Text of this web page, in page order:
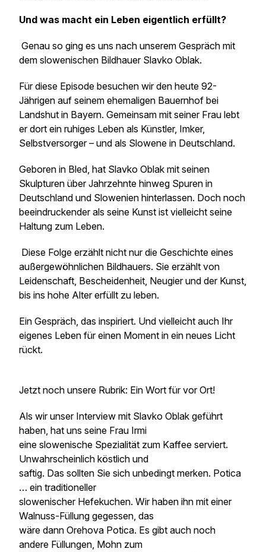
Und was macht ein Leben eigentlich erfüllt?
Genau so ging es uns nach unserem Gespräch mit
dem slowenischen Bildhauer Slavko Oblak.
Für diese Episode besuchen wir den heute 92-
Jährigen auf seinem ehemaligen Bauernhof bei
Landshut in Bayern. Gemeinsam mit seiner Frau lebt
er dort ein ruhiges Leben als Künstler, Imker,
Selbstversorger – und als Slowene in Deutschland.
Geboren in Bled, hat Slavko Oblak mit seinen
Skulpturen über Jahrzehnte hinweg Spuren in
Deutschland und Slowenien hinterlassen. Doch noch
beeindruckender als seine Kunst ist vielleicht seine
Haltung zum Leben.
Diese Folge erzählt nicht nur die Geschichte eines
außergewöhnlichen Bildhauers. Sie erzählt von
Leidenschaft, Bescheidenheit, Neugier und der Kunst,
bis ins hohe Alter erfüllt zu leben.
Ein Gespräch, das inspiriert. Und vielleicht auch Ihr
eigenes Leben für einen Moment in ein neues Licht
rückt.
Jetzt noch unsere Rubrik: Ein Wort für vor Ort!
Als wir unser Interview mit Slavko Oblak geführt
haben, hat uns seine Frau Irmi
eine slowenische Spezialität zum Kaffee serviert.
Unwahrscheinlich köstlich und
saftig. Das sollten Sie sich unbedingt merken. Potica
… ein traditioneller
slowenischer Hefekuchen. Wir haben ihn mit einer
Walnuss-Füllung gegessen, das
wäre dann Orehova Potica. Es gibt auch noch
andere Füllungen, Mohn zum